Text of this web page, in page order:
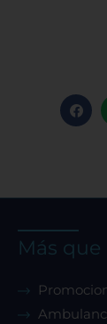
Más